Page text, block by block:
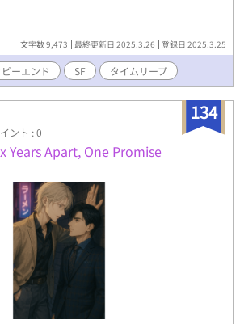
文字数 9,473 最終更新日 2025.3.26 登録日 2025.3.25
ーエンド SF タイムリープ
134
ント : 0
Years Apart, One Promise